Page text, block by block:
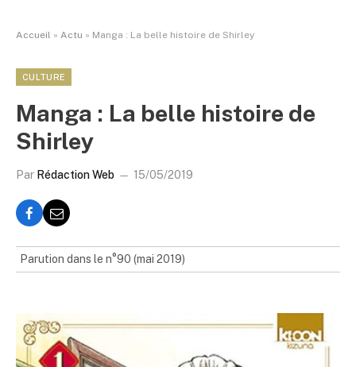
Accueil » Actu » Manga : La belle histoire de Shirley
CULTURE
Manga : La belle histoire de
Shirley
Par Rédaction Web 15/05/2019
Parution dans le n°90 (mai 2019)